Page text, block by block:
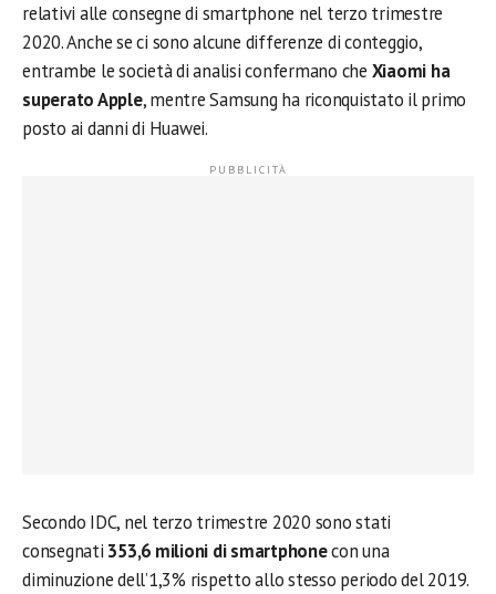
relativi alle consegne di smartphone nel terzo trimestre
2020. Anche se ci sono alcune differenze di conteggio,
entrambe le società di analisi confermano che Xiaomi ha
superato Apple, mentre Samsung ha riconquistato il primo
posto ai danni di Huawei.
Secondo IDC, nel terzo trimestre 2020 sono stati
consegnati 353,6 milioni di smartphonecon una
diminuzione dell’1,3% rispetto allo stesso periodo del 2019.